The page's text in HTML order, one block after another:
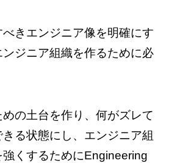
きエンジニア像を明確にす
ジニア組織を作るために必
の土台を作り、何がズレて
る状態にし、エンジニア組
くするためにEngineering